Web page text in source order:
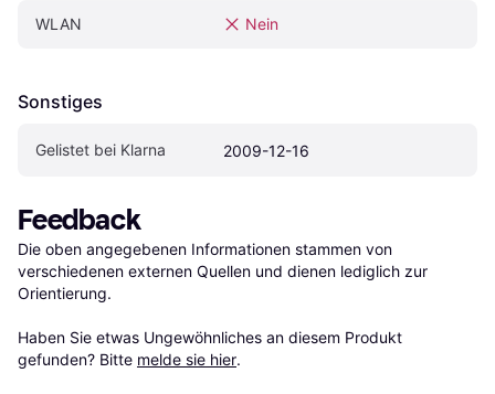
WLAN Nein
Sonstiges
Gelistet bei Klarna 2009-12-16
Feedback
Die oben angegebenen Informationen stammen von
verschiedenen externen Quellen und dienen lediglich zur
Orientierung.
Haben Sie etwas Ungewöhnliches an diesem Produkt
gefunden? Bitte melde sie hier.